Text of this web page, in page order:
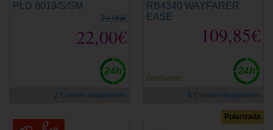
PLD 8019/S/SM
39,00€
22,00€
2 Colores disponibles
RB4340 WAYFARER
EASE
109,85€
Graduable
6 Colores disponibles
Polarizada